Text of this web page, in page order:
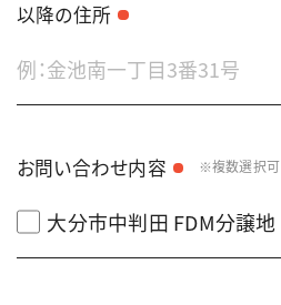
以降の住所
お問い合わせ内容 複数選択可
大分市中判田 FDM分譲地